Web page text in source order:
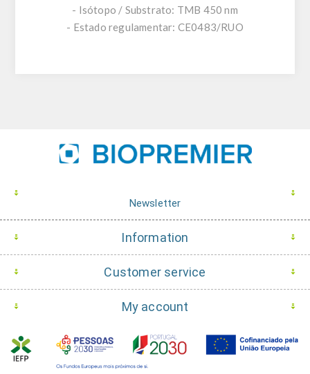
- Isótopo / Substrato: TMB 450 nm
- Estado regulamentar: CE0483/RUO
Newsletter
Information
Customer service
My account